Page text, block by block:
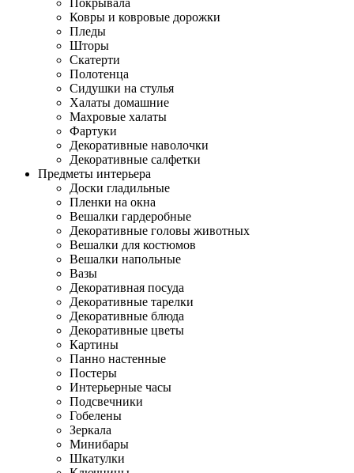
Покрывала
Ковры и ковровые дорожки
Пледы
Шторы
Скатерти
Полотенца
Сидушки на стулья
Халаты домашние
Махровые халаты
Фартуки
Декоративные наволочки
Декоративные салфетки
Предметы интерьера
Доски гладильные
Пленки на окна
Вешалки гардеробные
Декоративные головы животных
Вешалки для костюмов
Вешалки напольные
Вазы
Декоративная посуда
Декоративные тарелки
Декоративные блюда
Декоративные цветы
Картины
Панно настенные
Постеры
Интерьерные часы
Подсвечники
Гобелены
Зеркала
Минибары
Шкатулки